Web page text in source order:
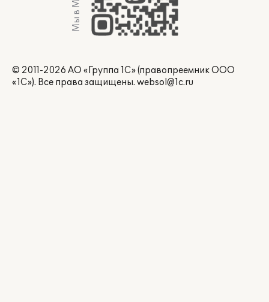
Мы в Max
© 2011-2026 АО «Группа 1С» (правопреемник ООО
«1С»). Все права защищены. websol@1c.ru